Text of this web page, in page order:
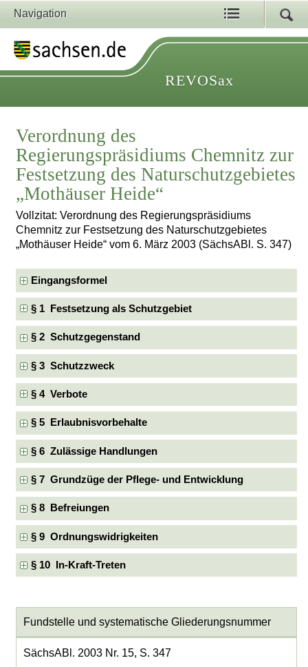
Navigation
REVOSax
Verordnung des
Regierungspräsidiums Chemnitz zur
Festsetzung des Naturschutzgebietes
„Mothäuser Heide“
Vollzitat: Verordnung des Regierungspräsidiums
Chemnitz zur Festsetzung des Naturschutzgebietes
„Mothäuser Heide“ vom 6. März 2003 (SächsABl. S. 347)
Eingangsformel
§ 1 Festsetzung als Schutzgebiet
§ 2 Schutzgegenstand
§ 3 Schutzzweck
§ 4 Verbote
§ 5 Erlaubnisvorbehalte
§ 6 Zulässige Handlungen
§ 7 Grundzüge der Pflege- und Entwicklung
§ 8 Befreiungen
§ 9 Ordnungswidrigkeiten
§ 10 In-Kraft-Treten
Fundstelle und systematische Gliederungsnummer
SächsABl. 2003 Nr. 15, S. 347